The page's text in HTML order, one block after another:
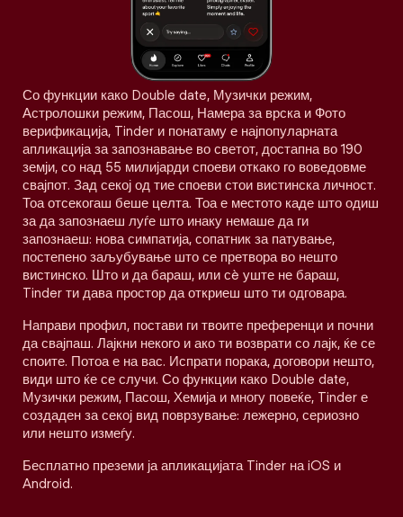
Со функции како Double date, Музички режим,
Астролошки режим, Пасош, Намера за врска и Фото
верификација, Tinder и понатаму е најпопуларната
апликација за запознавање во светот, достапна во 190
земји, со над 55 милијарди споеви откако го воведовме
свајпот. Зад секој од тие споеви стои вистинска личност.
Тоа отсекогаш беше целта. Тоа е местото каде што одиш
за да запознаеш луѓе што инаку немаше да ги
запознаеш: нова симпатија, сопатник за патување,
постепено заљубување што се претвора во нешто
вистинско. Што и да бараш, или сè уште не бараш,
Tinder ти дава простор да откриеш што ти одговара.
Направи профил, постави ги твоите преференци и почни
да свајпаш. Лајкни некого и ако ти возврати со лајк, ќе се
споите. Потоа е на вас. Испрати порака, договори нешто,
види што ќе се случи. Со функции како Double date,
Музички режим, Пасош, Хемија и многу повеќе, Tinder е
создаден за секој вид поврзување: лежерно, сериозно
или нешто измеѓу.
Бесплатно преземи ја апликацијата Tinder на iOS и
Android.